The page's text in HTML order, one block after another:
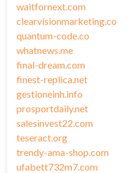
waitfornext.com
clearvisionmarketing.co
quantum-code.co
whatnews.me
final-dream.com
finest-replica.net
gestioneinh.info
prosportdaily.net
salesinvest22.com
teseract.org
trendy-ama-shop.com
ufabett732m7.com